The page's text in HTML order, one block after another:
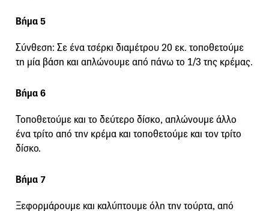
Βήμα 5
Σύνθεση: Σε ένα τσέρκι διαμέτρου 20 εκ. τοποθετούμε
τη μία βάση και απλώνουμε από πάνω το 1/3 της κρέμας.
Βήμα 6
Τοποθετούμε και το δεύτερο δίσκο, απλώνουμε άλλο
ένα τρίτο από την κρέμα και τοποθετούμε και τον τρίτο
δίσκο.
Βήμα 7
Ξεφορμάρουμε και καλύπτουμε όλη την τούρτα, από